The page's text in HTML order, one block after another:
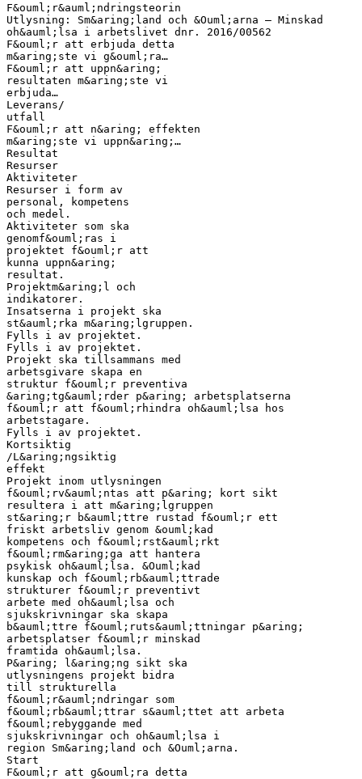
F&ouml;r&auml;ndringsteorin
Utlysning: Sm&aring;land och &Ouml;arna – Minskad
oh&auml;lsa i arbetslivet dnr. 2016/00562
F&ouml;r att erbjuda detta
m&aring;ste vi g&ouml;ra…
F&ouml;r att uppn&aring;
resultaten m&aring;ste vi
erbjuda…
Leverans/
utfall
F&ouml;r att n&aring; effekten
m&aring;ste vi uppn&aring;…
Resultat
Resurser
Aktiviteter
Resurser i form av
personal, kompetens
och medel.
Aktiviteter som ska
genomf&ouml;ras i
projektet f&ouml;r att
kunna uppn&aring;
resultat.
Projektm&aring;l och
indikatorer.
Insatserna i projekt ska
st&auml;rka m&aring;lgruppen.
Fylls i av projektet.
Fylls i av projektet.
Projekt ska tillsammans med
arbetsgivare skapa en
struktur f&ouml;r preventiva
&aring;tg&auml;rder p&aring; arbetsplatserna
f&ouml;r att f&ouml;rhindra oh&auml;lsa hos
arbetstagare.
Fylls i av projektet.
Kortsiktig
/L&aring;ngsiktig
effekt
Projekt inom utlysningen
f&ouml;rv&auml;ntas att p&aring; kort sikt
resultera i att m&aring;lgruppen
st&aring;r b&auml;ttre rustad f&ouml;r ett
friskt arbetsliv genom &ouml;kad
kompetens och f&ouml;rst&auml;rkt
f&ouml;rm&aring;ga att hantera
psykisk oh&auml;lsa. &Ouml;kad
kunskap och f&ouml;rb&auml;ttrade
strukturer f&ouml;r preventivt
arbete med oh&auml;lsa och
sjukskrivningar ska skapa
b&auml;ttre f&ouml;ruts&auml;ttningar p&aring;
arbetsplatser f&ouml;r minskad
framtida oh&auml;lsa.
P&aring; l&aring;ng sikt ska
utlysningens projekt bidra
till strukturella
f&ouml;r&auml;ndringar som
f&ouml;rb&auml;ttrar s&auml;ttet att arbeta
f&ouml;rebyggande med
sjukskrivningar och oh&auml;lsa i
region Sm&aring;land och &Ouml;arna.
Start
F&ouml;r att g&ouml;ra detta